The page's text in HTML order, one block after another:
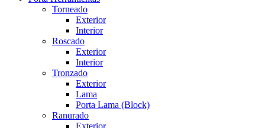
Torneado
Exterior
Interior
Roscado
Exterior
Interior
Tronzado
Exterior
Lama
Porta Lama (Block)
Ranurado
Exterior